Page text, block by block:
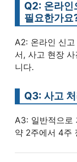
Q2: 온라인
필요한가요
A2: 온라인 신
서, 사고 현장
니다.
Q3: 사고
A3: 일반적으로
약 2주에서 4주